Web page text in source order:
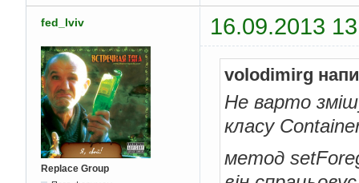
fed_lviv 16.09.2013
Replace Group
volodimirg
Не варто
класу
метод